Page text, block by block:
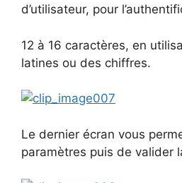
d’utilisateur, pour
12 à 16 caractères, en
latines ou des chiffres.
Le dernier écran vous
paramètres puis de valider